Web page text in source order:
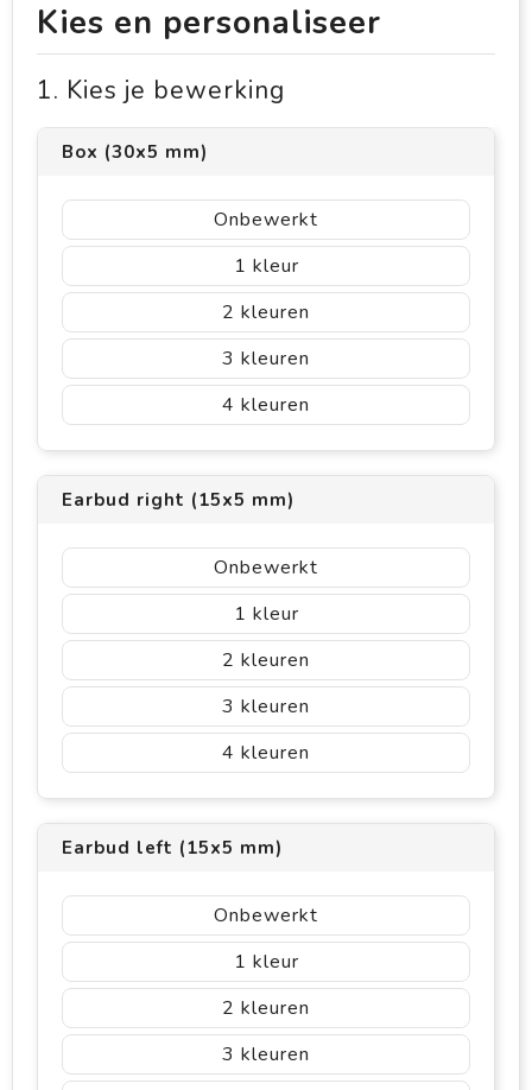
Kies en personaliseer
1. Kies je bewerking
Box (30x5 mm)
Onbewerkt
1
2
3
4
Earbud right (15x5 mm)
Onbewerkt
1
2
3
4
Earbud left (15x5 mm)
Onbewerkt
1
2
3